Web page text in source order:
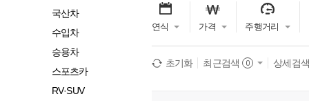
국산차
수입차
승용차
스포츠카
RV·SUV
연식 가격 주행거리
초기화 최근검색 0 상세검